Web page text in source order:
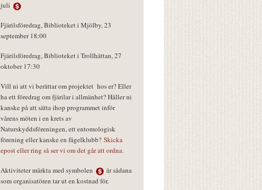
juli
Fjärilsföredrag, Biblioteket i Mjölby, 23
september 18:00
Fjärilsföredrag, Biblioteket i Trollhättan, 27
oktober 17:30
Vill ni att vi berättar om projektet hos er? Eller
ha ett föredrag om fjärilar i allmänhet? Håller ni
kanske på att sätta ihop programmet inför
vårens möten i en krets av
Naturskyddsföreningen, ett entomologisk
förening eller kanske en fågelklubb? Skicka
epost eller ring så ser vi om det går att ordna.
Aktiviteter märkta med symbolen
är sådana
som organisatören tar ut en kostnad för.